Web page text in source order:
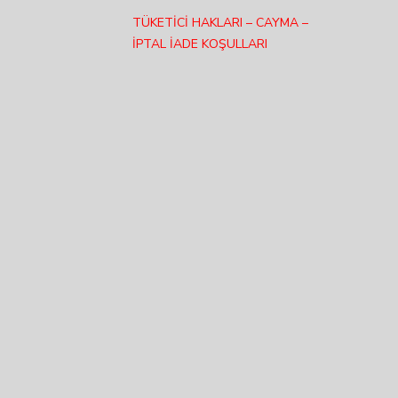
TÜKETİCİ HAKLARI – CAYMA –
İPTAL İADE KOŞULLARI